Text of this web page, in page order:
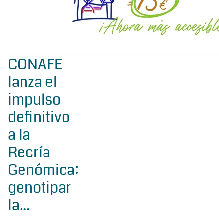
CONAFE
lanza el
impulso
definitivo
a la
Recría
Genómica:
genotipar
la...